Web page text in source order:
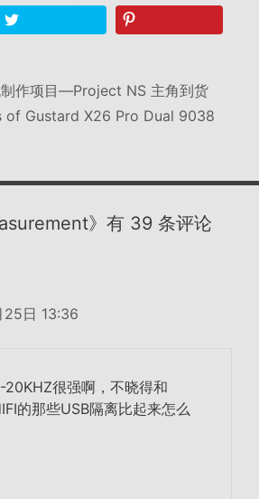
作项目—Project NS 主角到货
of Gustard X26 Pro Dual 9038
》有 39 条评论
25日 13:36
很强啊，不晓得和
的那些USB隔离比起来怎么